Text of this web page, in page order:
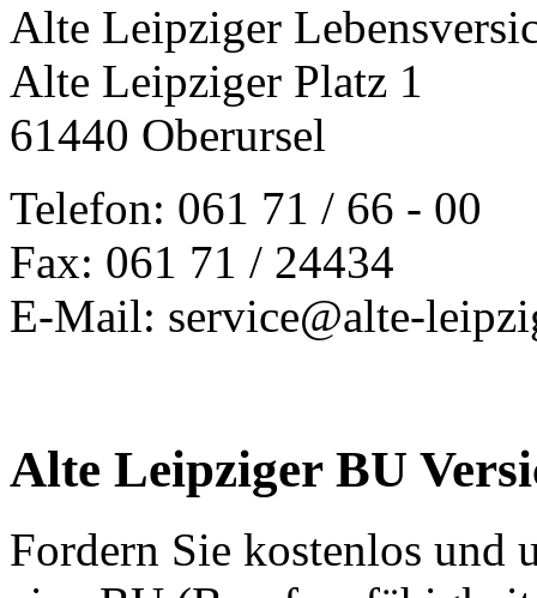
Alte Leipziger
Alte Leipziger Platz 1
61440 Oberursel
Telefon: 061 71 / 66 - 00
Fax: 061 71 / 24434
E-Mail: service@alte-
Alte Leipziger BU
Fordern Sie kostenlos